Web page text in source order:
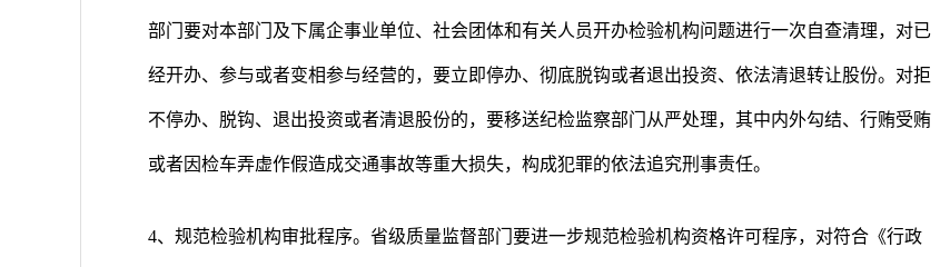
部门要对本部门及下属企事业单位、社会团体和有关人员开办检验机构问题进行一次自查清理，对已
经开办、参与或者变相参与经营的，要立即停办、彻底脱钩或者退出投资、依法清退转让股份。对拒
不停办、脱钩、退出投资或者清退股份的，要移送纪检监察部门从严处理，其中内外勾结、行贿受贿
或者因检车弄虚作假造成交通事故等重大损失，构成犯罪的依法追究刑事责任。
4、规范检验机构审批程序。省级质量监督部门要进一步规范检验机构资格许可程序，对符合《行政